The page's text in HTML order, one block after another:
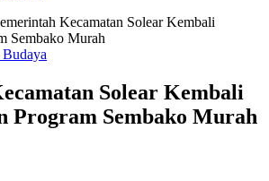
Kecamatan Solear Kembali
Sembako Murah
Solear Kembali
Program Sembako Murah